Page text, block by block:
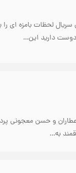
لحظات بامزه ای را
دوست دارید این…
و حسن معجونی
به…